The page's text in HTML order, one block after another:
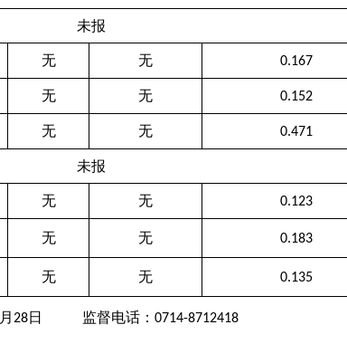
未报
无 无 0.167
无 无 0.152
无 无 0.471
未报
无 无 0.123
无 无 0.183
无 无 0.135
月 28日 监督电话： 0714-8712418